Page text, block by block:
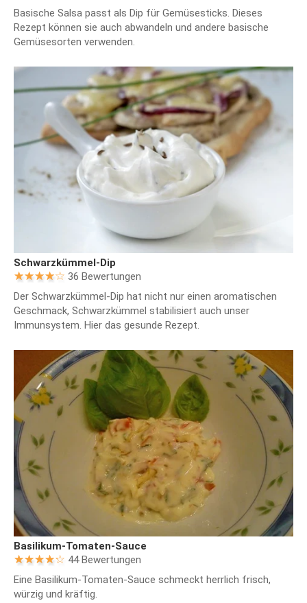
Basische Salsa passt als Dip für Gemüsesticks. Dieses
Rezept können sie auch abwandeln und andere basische
Gemüsesorten verwenden.
Schwarzkümmel-Dip
36 Bewertungen
Der Schwarzkümmel-Dip hat nicht nur einen aromatischen
Geschmack, Schwarzkümmel stabilisiert auch unser
Immunsystem. Hier das gesunde Rezept.
Basilikum-Tomaten-Sauce
44 Bewertungen
Eine Basilikum-Tomaten-Sauce schmeckt herrlich frisch,
würzig und kräftig.